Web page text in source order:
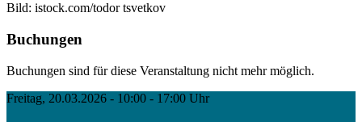
Bild: istock.com/todor tsvetkov
Buchungen
Buchungen sind für diese Veranstaltung nicht mehr möglich.
Freitag, 20.03.2026 - 10:00 - 17:00 Uhr